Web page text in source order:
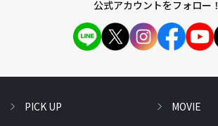
公式アカウントをフォロー！
PICK UP MOVIE